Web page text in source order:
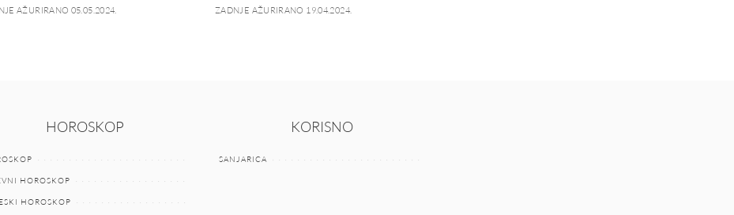
AŽURIRANO 05.05.2024. ZADNJE AŽURIRANO 19.04.2024.
HOROSKOP
HOROSKOP
HOROSKOP
KORISNO
SANJARICA